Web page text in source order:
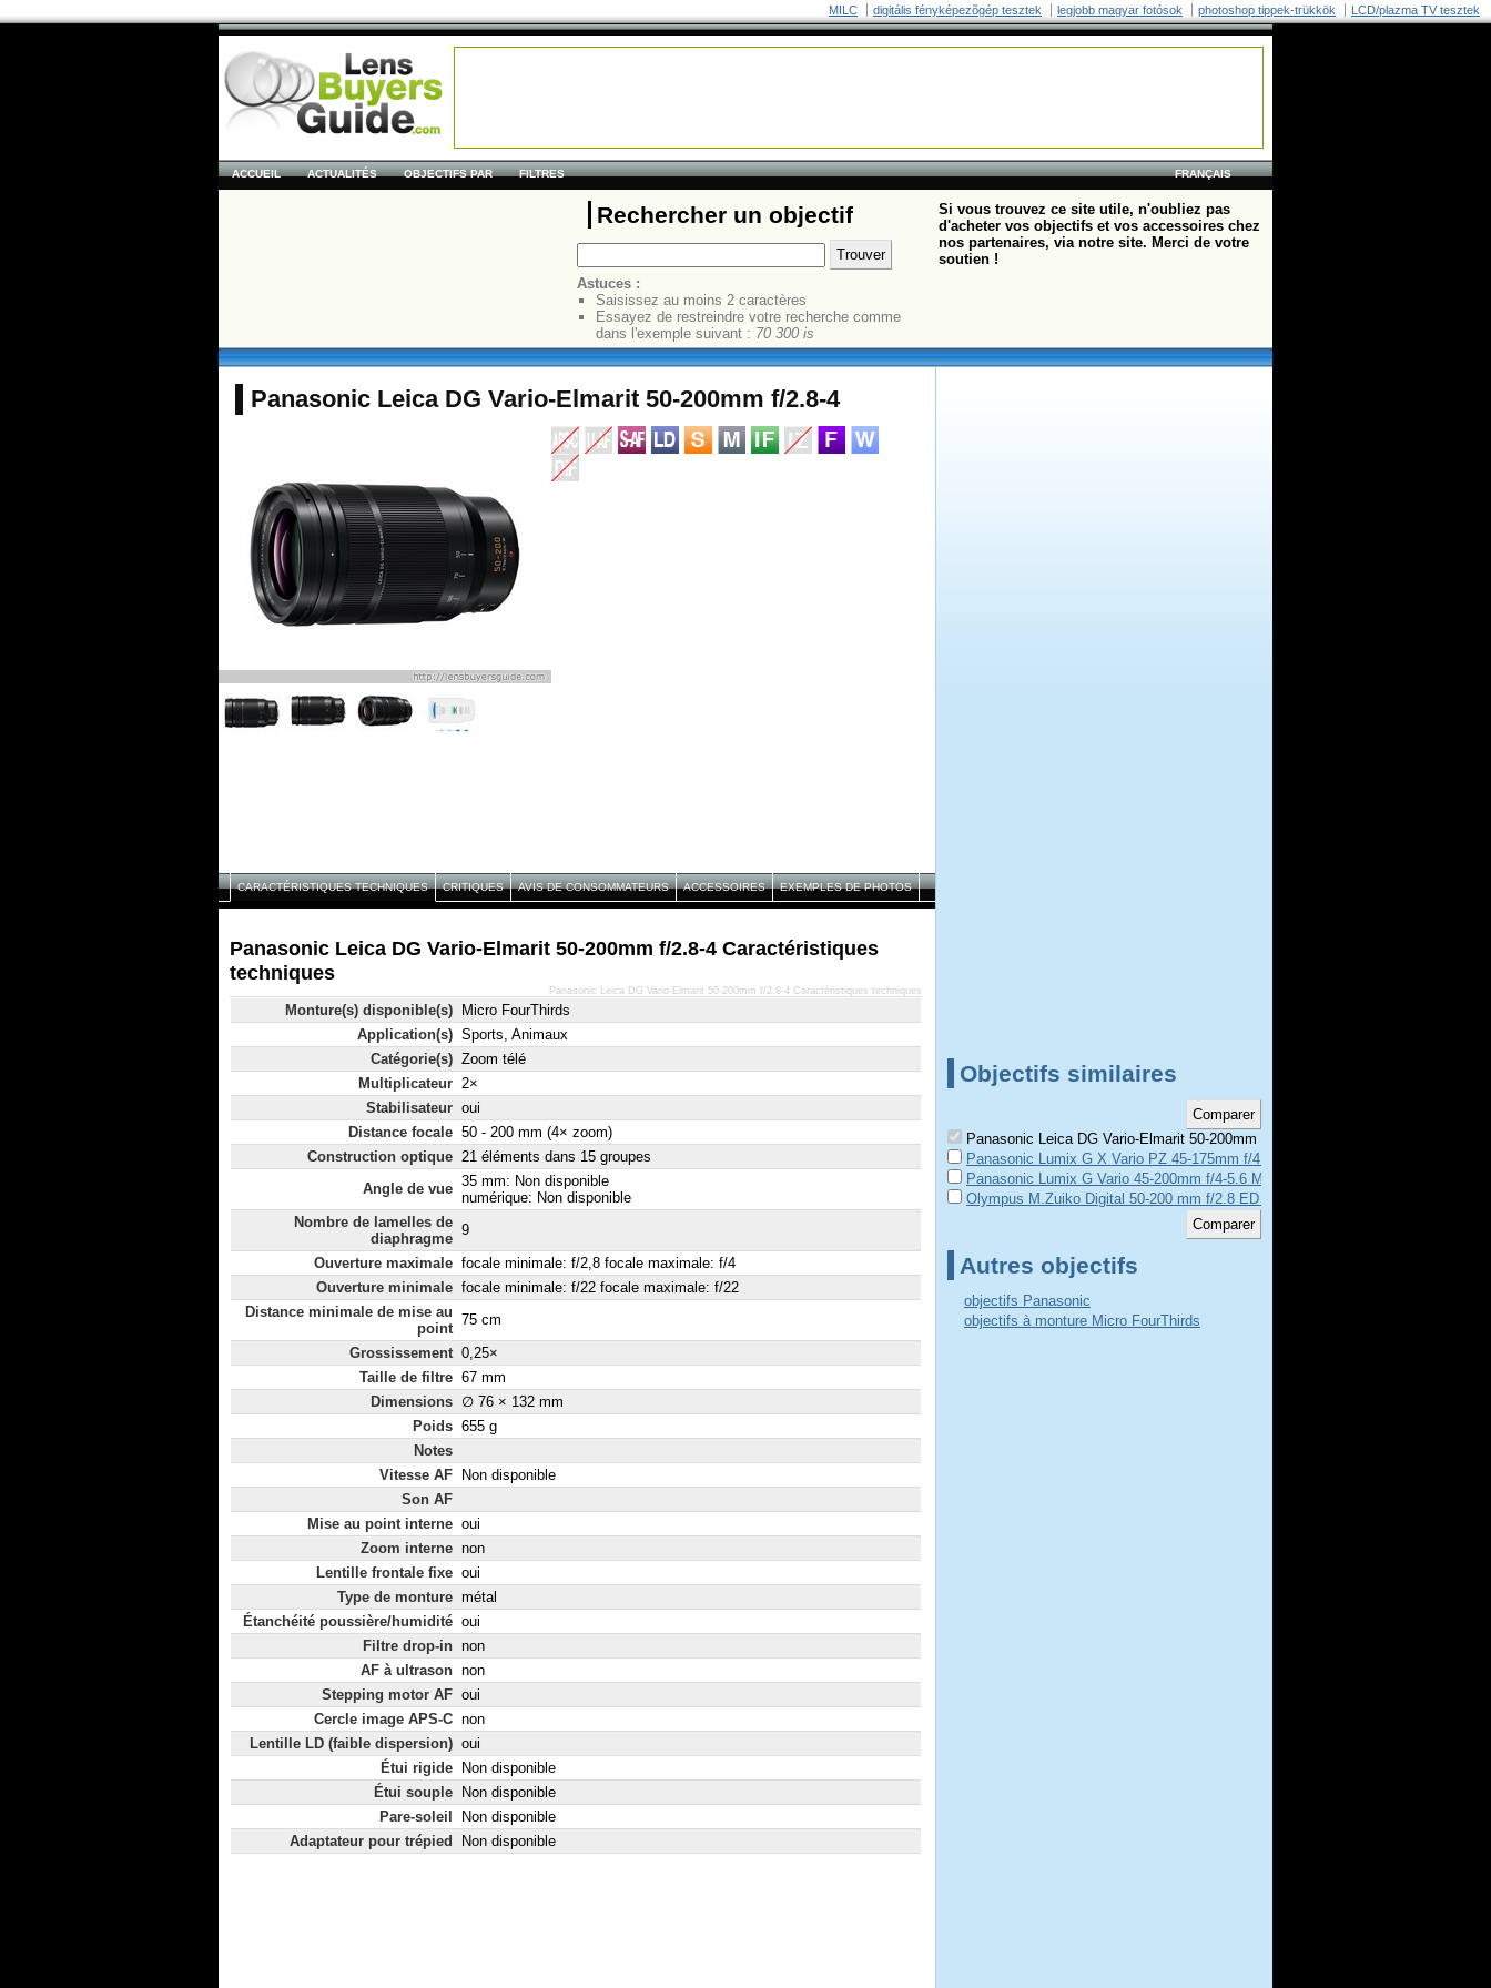
MILC digitális fényképezõgép tesztek legjobb magyar fotósok photoshop tippek-trükkök LCD/plazma TV tesztek
FRANÇAIS
ACCUEIL ACTUALITÉS OBJECTIFS PAR FILTRES
Rechercher un objectif
Astuces :
Saisissez au moins 2 caractères
Essayez de restreindre votre recherche comme
dans l'exemple suivant : 70 300 is
Si vous trouvez ce site utile, n'oubliez pas
d'acheter vos objectifs et vos accessoires chez
nos partenaires, via notre site. Merci de votre
soutien !
Panasonic Leica DG Vario-Elmarit 50-200mm f/2.8-4
CARACTÉRISTIQUES TECHNIQUES CRITIQUES AVIS DE CONSOMMATEURS ACCESSOIRES EXEMPLES DE PHOTOS
Panasonic Leica DG Vario-Elmarit 50-200mm f/2.8-4 Caractéristiques
techniques
Monture(s) disponible(s)
Micro FourThirds
Application(s) Sports, Animaux
Catégorie(s) Zoom télé
Multiplicateur 2×
Stabilisateur oui
Distance focale 50 - 200 mm (4× zoom)
Construction optique 21 éléments dans 15 groupes
Angle de vue 35 mm: Non disponible
numérique: Non disponible
Nombre de lamelles de
diaphragme
9
Ouverture maximale focale minimale: f/2,8 focale maximale: f/4
Ouverture minimale focale minimale: f/22 focale maximale: f/22
Distance minimale de mise au
point
75 cm
Grossissement 0,25×
Taille de filtre 67 mm
Dimensions ∅ 76 × 132 mm
Poids 655 g
Notes
Vitesse AF
Non disponible
Son AF
Mise au point interne oui
Zoom interne non
Lentille frontale fixe oui
Type de monture métal
Étanchéité poussière/humidité oui
Filtre drop-in non
AF à ultrason non
Stepping motor AF oui
Cercle image APS-C non
Lentille LD (faible dispersion) oui
Étui rigide
Non disponible
Étui souple
Non disponible
Pare-soleil
Non disponible
Adaptateur pour trépied
Non disponible
Panasonic Leica DG Vario-Elmarit 50-200mm f/2.8-4 Caractéristiques techniques
Objectifs similaires
Panasonic Leica DG Vario-Elmarit 50-200mm f/2.8-4
Panasonic Lumix G X Vario PZ 45-175mm f/4.0-5.6 ASPH POWER O.I.S.
Panasonic Lumix G Vario 45-200mm f/4-5.6 MEGA O.I.S.
Olympus M.Zuiko Digital 50-200 mm f/2.8 ED IS Pro
Autres objectifs
objectifs Panasonic
objectifs à monture Micro FourThirds